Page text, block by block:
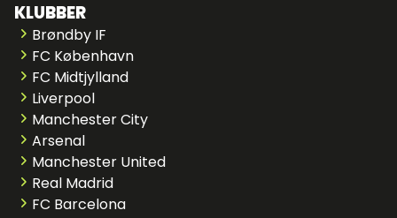
KLUBBER
Brøndby IF
FC København
FC Midtjylland
Liverpool
Manchester City
Arsenal
Manchester United
Real Madrid
FC Barcelona